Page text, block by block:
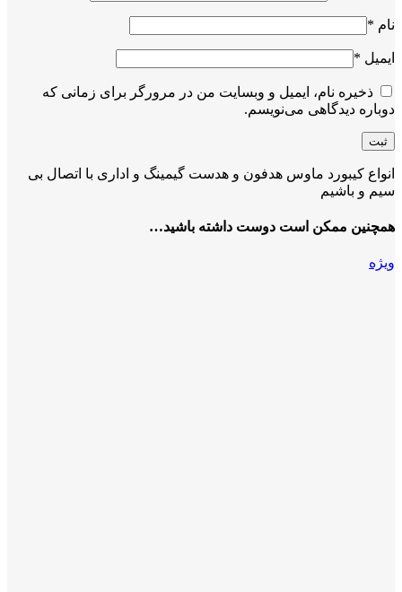
نام *
ایمیل *
ذخیره نام، ایمیل و وبسایت من در مرورگر برای زمانی که
دوباره دیدگاهی می‌نویسم.
انواع کیبورد ماوس هدفون و هدست گیمینگ و اداری با اتصال بی
سیم و باشیم
همچنین ممکن است دوست داشته باشید…
ویژه